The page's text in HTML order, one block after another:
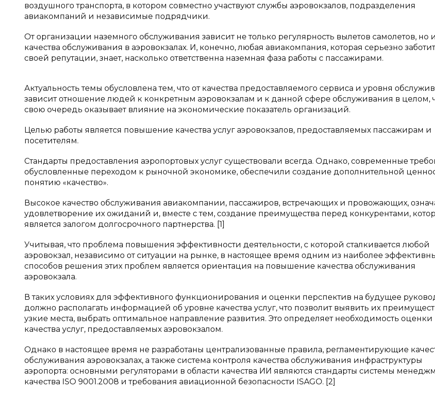
воздушного транспорта, в котором совместно участвуют службы аэровокзалов, подразделения
авиакомпаний и независимые подрядчики.
От организации наземного обслуживания зависит не только регулярность вылетов самолетов, но
качества обслуживания в аэровокзалах. И, конечно, любая авиакомпания, которая серьезно
своей репутации, знает, насколько ответственна наземная фаза работы с пассажирами.
Актуальность темы обусловлена тем, что от качества предоставляемого сервиса и уровня
зависит отношение людей к конкретным аэровокзалам и к данной сфере обслуживания в целом,
свою очередь оказывает влияние на экономические показатель организаций.
Целью работы является повышение качества услуг аэровокзалов, предоставляемых пассажирам и
посетителям.
Стандарты предоставления аэропортовых услуг существовали всегда. Однако, современные
обусловленные переходом к рыночной экономике, обеспечили создание дополнительной
понятию «качество».
Высокое качество обслуживания авиакомпании, пассажиров, встречающих и провожающих,
удовлетворение их ожиданий и, вместе с тем, создание преимущества перед конкурентами,
является залогом долгосрочного партнерства. [1]
Учитывая, что проблема повышения эффективности деятельности, с которой сталкивается любой
аэровокзал, независимо от ситуации на рынке, в настоящее время одним из наиболее
способов решения этих проблем является ориентация на повышение качества обслуживания
аэровокзала.
В таких условиях для эффективного функционирования и оценки перспектив на будущее
должно располагать информацией об уровне качества услуг, что позволит выявить их
узкие места, выбрать оптимальное направление развития. Это определяет необходимость оценки
качества услуг, предоставляемых аэровокзалом.
Однако в настоящее время не разработаны централизованные правила, регламентирующие
обслуживания аэровокзалах, а также система контроля качества обслуживания инфраструктуры
аэропорта: основными регуляторами в области качества ИИ являются стандарты системы
качества ISO 9001.2008 и требования авиационной безопасности ISAGO. [2]